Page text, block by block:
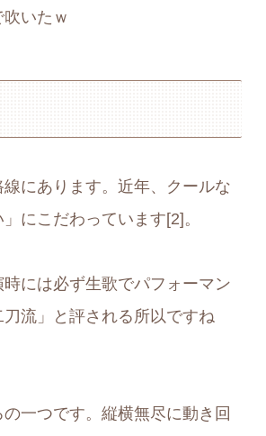
いたｗ
にあります。近年、クールな
にこだわっています[2]。
には必ず生歌でパフォーマン
流」と評される所以ですね
一つです。縦横無尽に動き回